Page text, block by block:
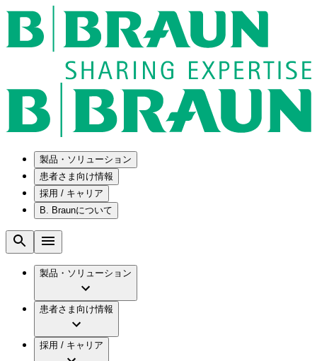
製品・ソリューション
ソリューション
メンテナンスプログラム
国内の修理サービスセンター
手術器具の管理、再生処理工程の業務改善
製品・診療領域
患者さま向け情報
腰椎椎間板ヘルニアについて
水頭症について
慢性創傷の治癒
アクトリーン ハイライト カテ
採用 / キャリア
ビー・ブラウンエースクラップ株式会社の
ビー・ブラウンエースクラップ株式会社の
会社概要
報
B. Braunについて
ビジョンとバリュー
ブランド
ついて
製品・ソリューション
患者さま向け情報
採用 / キャリア